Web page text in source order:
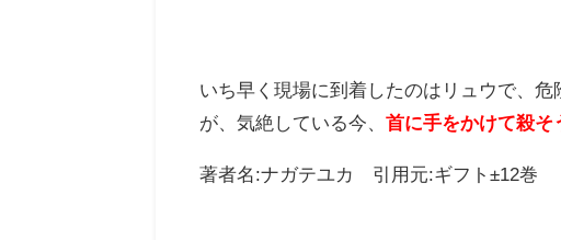
いち早く現場に到着したのはリュウで、
が、気絶している今、首に手をかけて殺そ
著者名:ナガテユカ 引用元:ギフト±12巻